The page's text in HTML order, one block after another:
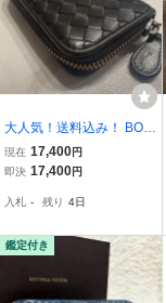
大人気！送料込み！ BOT
TEGA VENETA ボッテガ
ヴェネタ コインケース 小
ット ミニ財布 本革 ジッ
現在 17,400円
即決 17,400円
入札 - 残り 4日
鑑定付き